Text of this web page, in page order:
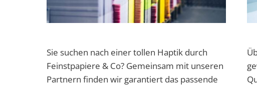
Sie suchen nach einer tollen Haptik durch
Feinstpapiere & Co? Gemeinsam mit unseren
Partnern finden wir garantiert das passende